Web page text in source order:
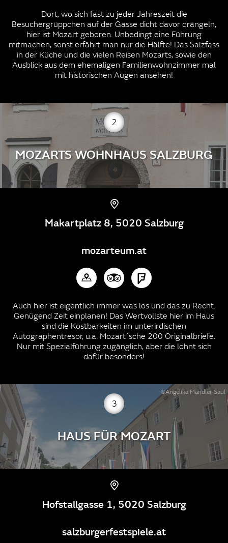
Dort, wo sich fast zu jeder Jahreszeit die
Besuchergrüppchen auf der Gasse dicht davor drängeln,
hier ist Mozart geboren. Unbedingt eine Führung
mitmachen, sonst erfährt man nur die Hälfte! Das Salzfass
in der Küche und die vielen Reisen Mozarts, sowie den
Ausblick aus dem ehemaligen Familienwohnzimmer mal
mit historischen Augen ansehen!
2
MOZARTS WOHNHAUS SALZBURG
Makartplatz 8, 5020 Salzburg
mozarteum.at
Auch hier ist eigentlich immer was los und das zu Recht.
Genügend Zeit einplanen! Das Wertvollste hier im Haus
sind die Kostbarkeiten im unterirdischen
Autographentresor, u.a. Mozart´sche 200 Originalbriefe.
Nur mit Spezialführung zugänglich, aber die lohnt sich
dafür besonders!
3
HAUS FÜR MOZART
Hofstallgasse 1, 5020 Salzburg
salzburgerfestspiele.at
©Angelika Mandler-Saul